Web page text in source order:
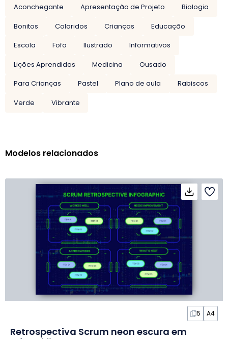
Aconchegante Apresentação de Projeto
Biologia
Bonitos
Coloridos Crianças
Educação
Escola
Fofo Ilustrado
Informativos
Lições Aprendidas
Medicina
Ousado
Para Crianças
Pastel Plano de aula
Rabiscos
Verde
Vibrante
Modelos relacionados
5 A4
Retrospectiva Scrum neon escura em